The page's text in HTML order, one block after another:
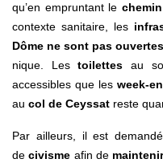
qu’en empruntant le
contexte sanitaire, les
Dôme ne sont pas
nique. Lestoilettesau
accessibles que lesweek-
au col de Ceyssat reste
Par ailleurs, il est
decivisme afin de